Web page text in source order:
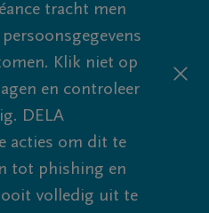
tracht men
Klik niet op
en controleer
DELA
acties om dit te
tot phishing en
volledig uit te